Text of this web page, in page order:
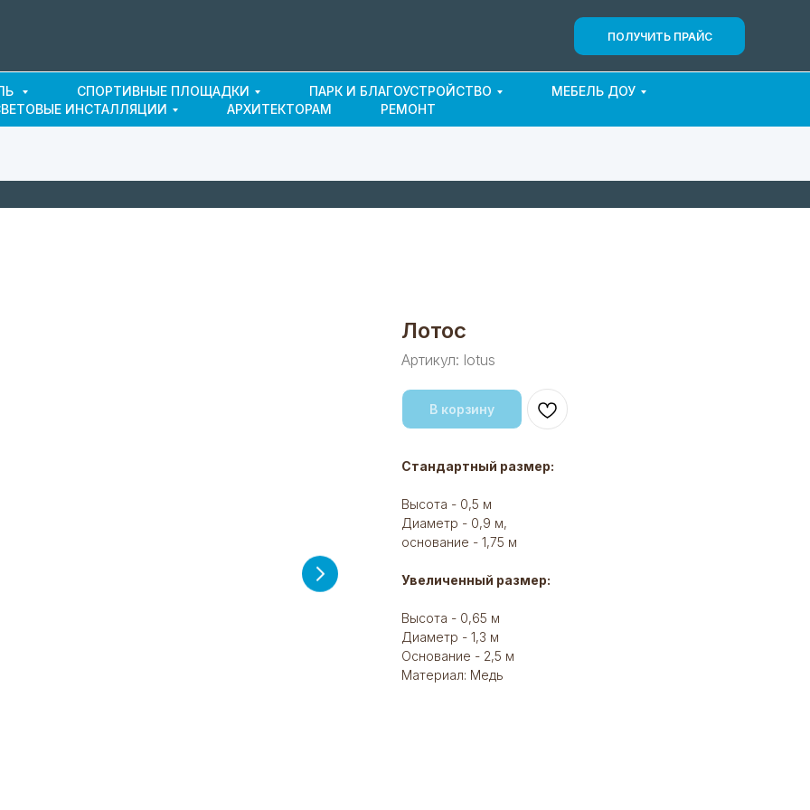
ПОЛУЧИТЬ ПРАЙС
СПОРТИВНЫЕ ПЛОЩАДКИ ПАРК И БЛАГОУСТРОЙСТВО
МЕБЕЛЬ ДОУ
ИНСТАЛЛЯЦИИ
АРХИТЕКТОРАМ РЕМОНТ
Лотос
Артикул: lotus
В корзину
Стандартный размер:
Высота - 0,5 м
Диаметр - 0,9 м,
основание - 1,75 м
Увеличенный размер:
Высота - 0,65 м
Диаметр - 1,3 м
Основание - 2,5 м
Материал: Медь